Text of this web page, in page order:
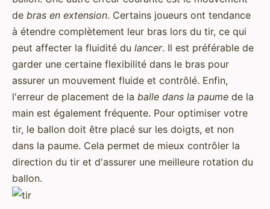
de bras en extension. Certains joueurs ont tendance
à étendre complètement leur bras lors du tir, ce qui
peut affecter la fluidité du lancer. Il est préférable de
garder une certaine flexibilité dans le bras pour
assurer un mouvement fluide et contrôlé. Enfin,
l'erreur de placement de la balle dans la paume de la
main est également fréquente. Pour optimiser votre
tir, le ballon doit être placé sur les doigts, et non
dans la paume. Cela permet de mieux contrôler la
direction du tir et d'assurer une meilleure rotation du
ballon.